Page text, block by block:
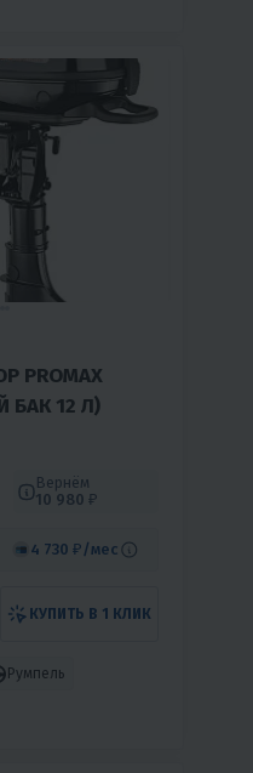
PROMAX
БАК 12 Л)
Вернём
10 980 ₽
4 730 ₽ /мес
КУПИТЬ В 1 КЛИК
Румпель